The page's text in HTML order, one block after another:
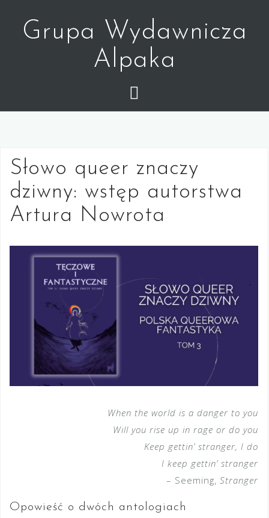
contentGrupa Wydawnicza
Alpaka
Słowo queer znaczy
dziwny: wstęp autorstwa
Artura Nowrota
When the world is a danger to you
Will you rise up in rage or do you
Keep gettin’ stranger, I do
I keep gettin’ stranger
– Seeming, Stranger
Opowieść o dwóch antologiach